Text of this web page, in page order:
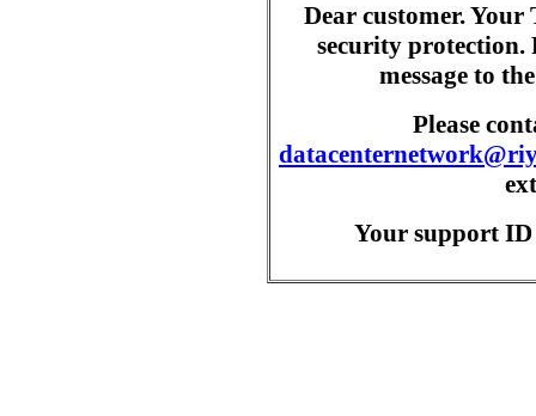
Dear customer. Your
security protection.
message to
Please
Your support